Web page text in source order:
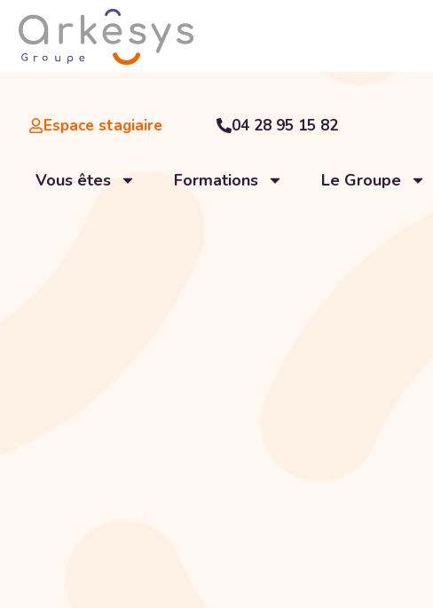
Espace stagiaire 04 28 95 15 82
Vous êtes Formations Le Groupe